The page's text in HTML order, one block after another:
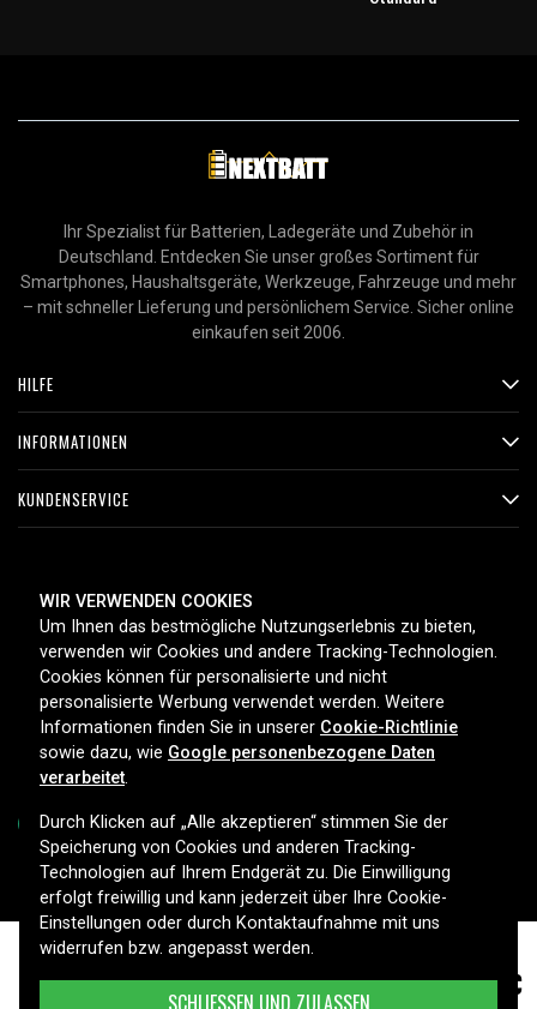
Worx 28 V 2,5 Ah Li-Ionen 54,99 €
Ihr Spezialist für Batterien, Ladegeräte und Zubehör in
Deutschland. Entdecken Sie unser großes Sortiment für
Smartphones, Haushaltsgeräte, Werkzeuge, Fahrzeuge und mehr
– mit schneller Lieferung und persönlichem Service. Sicher online
einkaufen seit 2006.
HILFE
INFORMATIONEN
KUNDENSERVICE
ZAHLUNGSMETHODEN
LIEFEROPTIONEN
Copyright © 2026, Spares Nordic AB
WIR VERWENDEN COOKIES
Um Ihnen das bestmögliche Nutzungserlebnis zu bieten,
verwenden wir Cookies und andere Tracking-Technologien.
Cookies können für personalisierte und nicht
personalisierte Werbung verwendet werden. Weitere
Informationen finden Sie in unserer Cookie-Richtlinie
sowie dazu, wie Google personenbezogene Daten
verarbeitet.
Durch Klicken auf „Alle akzeptieren“ stimmen Sie der
Speicherung von Cookies und anderen Tracking-
Technologien auf Ihrem Endgerät zu. Die Einwilligung
erfolgt freiwillig und kann jederzeit über Ihre Cookie-
Einstellungen oder durch Kontaktaufnahme mit uns
widerrufen bzw. angepasst werden.
SCHLIESSEN UND ZULASSEN